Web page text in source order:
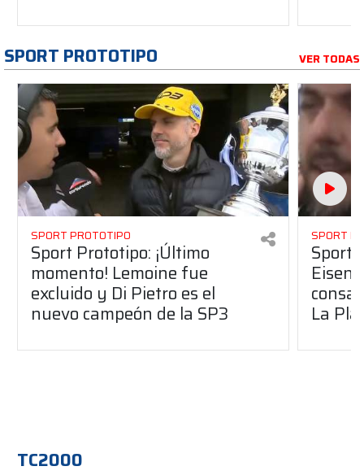
SPORT PROTOTIPO VER TODAS
SPORT PROTOTIPO
Sport Prototipo: ¡Último
momento! Lemoine fue
excluido y Di Pietro es el
nuevo campeón de la SP3
SPORT
Sport
La
TC2000